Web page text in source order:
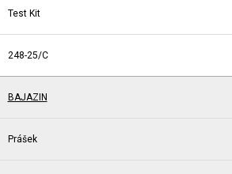
Test Kit
248-25/C
BAJAZIN
Prášek